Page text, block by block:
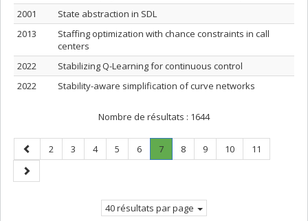
2001
State abstraction in SDL
2013
Staffing optimization with chance constraints in call
centers
2022
Stabilizing Q-Learning for continuous control
2022
Stability-aware simplification of curve networks
Nombre de résultats : 1644
Page
précédente
Page
2 Page
3 Page
4 Page
5 Page
6 Page
7.
Page
Page
8 Page
9 Page
10 Page
11
Page
suivante
40 résultats par page